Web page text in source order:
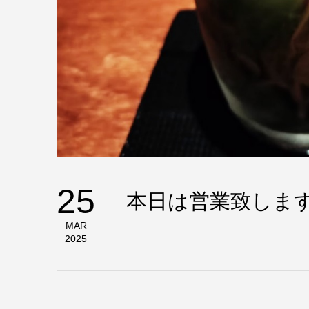
25
MAR
2025
本日は営業致しま